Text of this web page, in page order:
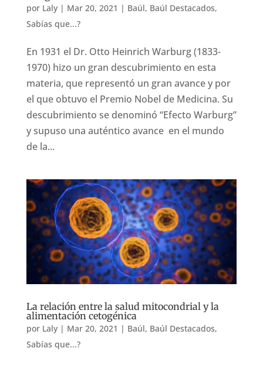
por Laly| Mar 20, 2021 | Baúl, Baúl Destacados,
Sabías que...?
En 1931 el Dr. Otto Heinrich Warburg (1833-
1970) hizo un gran descubrimiento en esta
materia, que representó un gran avance y por
el que obtuvo el Premio Nobel de Medicina. Su
descubrimiento se denominó “Efecto Warburg”
y supuso una auténtico avance en el mundo
de la...
La relación entre la salud mitocondrial y la
alimentación cetogénica
por Laly| Mar 20, 2021 | Baúl, Baúl Destacados,
Sabías que...?